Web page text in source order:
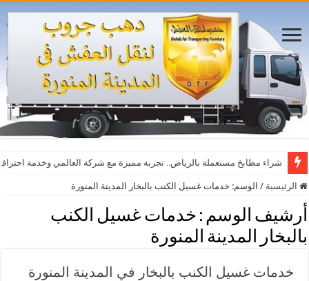
شراء مطابخ مستعملة بالرياض.. تجربة مميزة مع شركة العالمي وخدمة
الرئيسية / الوسم: خدمات غسيل الكنب بالبخار المدينة المنورة
أرشيف الوسم : خدمات غسيل الكنب
بالبخار المدينة المنورة
خدمات غسيل الكنب بالبخار في المدينة المنورة